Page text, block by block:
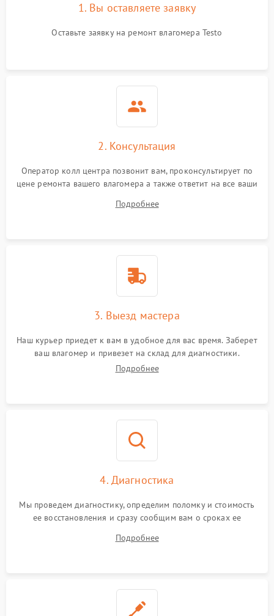
Неправильная калибровка 1000 ₽ Подробнее →
1. Вы оставляете заявку
Оставьте заявку на ремонт влагомера Testo
2. Консультация
Оператор колл центра позвонит вам, проконсультирует по
цене ремонта вашего влагомера а также ответит на все ваши
Подробнее
3. Выезд мастера
Наш курьер приедет к вам в удобное для вас время. Заберет
ваш влагомер и привезет на склад для диагностики.
Подробнее
4. Диагностика
Мы проведем диагностику, определим поломку и стоимость
ее восстановления и сразу сообщим вам о сроках ее
Подробнее